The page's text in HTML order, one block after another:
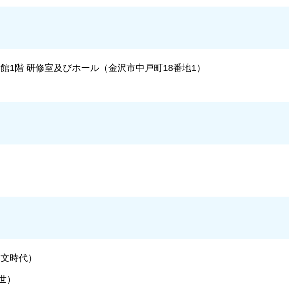
1階 研修室及びホール（金沢市中戸町18番地1）
時代）